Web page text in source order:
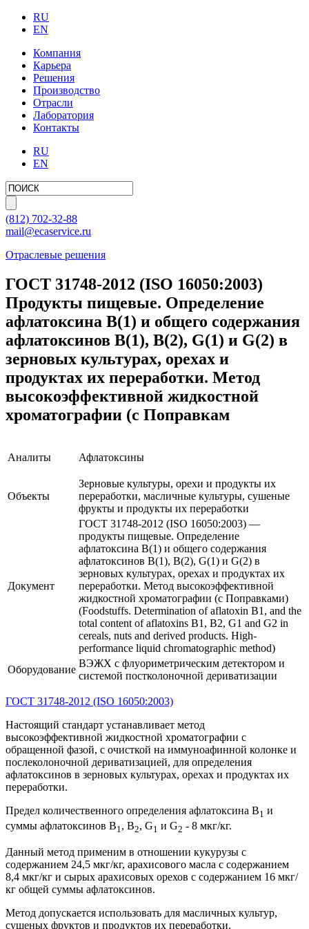
RU
EN
Компания
Карьера
Решения
Производство
Отрасли
Лаборатория
Контакты
RU
EN
(812) 702-32-88
mail@ecaservice.ru
Отраслевые решения
ГОСТ 31748-2012 (ISO 16050:2003)
Продукты пищевые. Определение
афлатоксина B(1) и общего содержания
афлатоксинов B(1), B(2), G(1) и G(2) в
зерновых культурах, орехах и
продуктах их переработки. Метод
высокоэффективной жидкостной
хроматографии (с Поправкам
Аналиты Афлатоксины
Объекты
Зерновые культуры, орехи и продукты их
переработки, масличные культуры, сушеные
фрукты и продукты их переработки
Документ
ГОСТ 31748-2012 (ISO 16050:2003) —
продукты пищевые. Определение
афлатоксина B(1) и общего содержания
афлатоксинов B(1), B(2), G(1) и G(2) в
зерновых культурах, орехах и продуктах их
переработки. Метод высокоэффективной
жидкостной хроматографии (с Поправками)
(Foodstuffs. Determination of aflatoxin B1, and the
total content of aflatoxins B1, B2, G1 and G2 in
cereals, nuts and derived products. High-
performance liquid chromatographic method)
Оборудование
ВЭЖХ с флуориметрическим детектором и
системой постколоночной дериватизации
ГОСТ 31748-2012 (ISO 16050:2003)
Настоящий стандарт устанавливает метод
высокоэффективной жидкостной хроматографии с
обращенной фазой, с очисткой на иммуноафинной колонке и
послеколоночной дериватизацией, для определения
афлатоксинов в зерновых культурах, орехах и продуктах их
переработки.
Предел количественного определения афлатоксина B1 и
суммы афлатоксинов B1, B2, G1 и G2 - 8 мкг/кг.
Данный метод применим в отношении кукурузы с
содержанием 24,5 мкг/кг, арахисового масла с содержанием
8,4 мкг/кг и сырых арахисовых орехов с содержанием 16 мкг/
кг общей суммы афлатоксинов.
Метод допускается использовать для масличных культур,
сушеных фруктов и продуктов их переработки.